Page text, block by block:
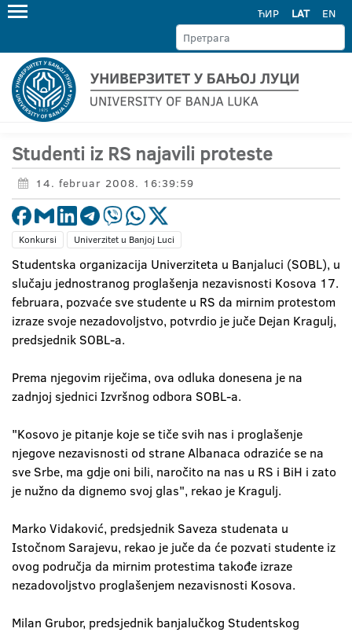
ЋИР LAT EN
Studenti iz RS najavili proteste
14. februar 2008. 16:39:59
Konkursi Univerzitet u Banjoj Luci
Studentska organizacija Univerziteta u Banjaluci (SOBL), u
slučaju jednostranog proglašenja nezavisnosti Kosova 17.
februara, pozvaće sve studente u RS da mirnim protestom
izraze svoje nezadovoljstvo, potvrdio je juče Dejan Kragulj,
predsjednik SOBL-a.
Prema njegovim riječima, ova odluka donesena je na
zadnjoj sjednici Izvršnog odbora SOBL-a.
"Kosovo je pitanje koje se tiče svih nas i proglašenje
njegove nezavisnosti od strane Albanaca odraziće se na
sve Srbe, ma gdje oni bili, naročito na nas u RS i BiH i zato
je nužno da dignemo svoj glas", rekao je Kragulj.
Marko Vidaković, predsjednik Saveza studenata u
Istočnom Sarajevu, rekao je juče da će pozvati studente iz
ovog područja da mirnim protestima takođe izraze
nezadovoljstvo proglašenjem nezavisnosti Kosova.
Milan Grubor, predsjednik banjalučkog Studentskog